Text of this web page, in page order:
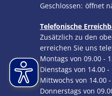
Klicken, um weitere
Geschlossen: öffnet
Telefonische
Zusätzlich zu den
erreichen Sie uns
Montags von 09.00 -
Dienstags von 14.00 -
Mittwochs von 14.00
Donnerstags von